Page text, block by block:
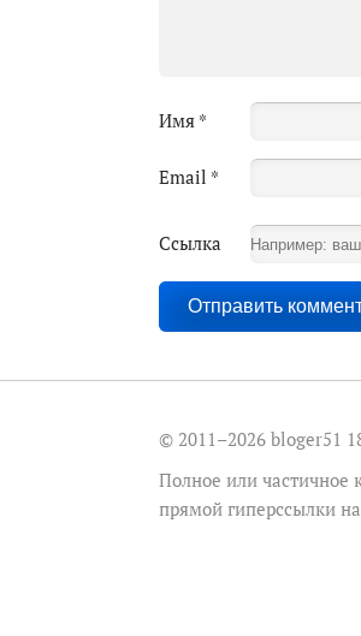
Имя *
Email *
Ссылка
© 2011–2026 bloger51
Полное или частичное
прямой гиперссылки